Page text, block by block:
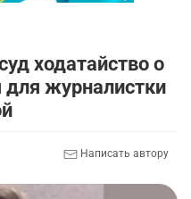
ходатайство о
для журналистки
Написать автору